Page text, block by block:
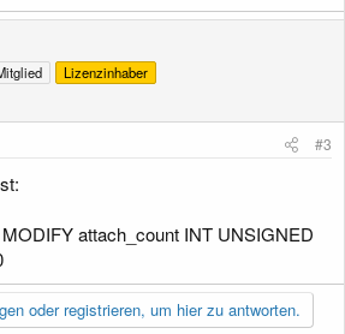
Lizenzinhaber
#3
attach_count INT UNSIGNED
oder registrieren, um hier zu antworten.